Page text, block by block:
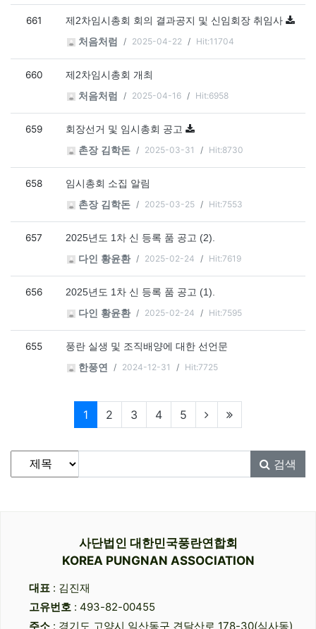
661
제2차임시총회 회의 결과공지 및 신임회장 취임사
처음처럼
2025-04-22 Hit:11704
660
제2차임시총회 개최
처음처럼
2025-04-16 Hit:6958
659
회장선거 및 임시총회 공고
촌장 김학돈
2025-03-31 Hit:8730
658
임시총회 소집 알림
촌장 김학돈
2025-03-25 Hit:7553
657
2025년도 1차 신 등록 품 공고 (2).
다인 황윤환
2025-02-24 Hit:7619
656
2025년도 1차 신 등록 품 공고 (1).
다인 황윤환
2025-02-24 Hit:7595
655
풍란 실생 및 조직배양에 대한 선언문
한풍연
2024-12-31 Hit:7725
1 현재페이지
2 3 4 5
게시물 검색
검색대상
검색어필수 검색
사단법인 대한민국풍란연합회
KOREA PUNGNAN ASSOCIATION
대표 : 김진재
고유번호 : 493-82-00455
주소 : 경기도 고양시 일산동구 견달산로 178-30(식사동)